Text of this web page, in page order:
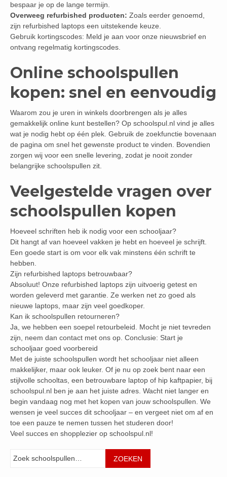
bespaar je op de lange termijn.
Overweeg refurbished producten: Zoals eerder genoemd,
zijn refurbished laptops een uitstekende keuze.
Gebruik kortingscodes: Meld je aan voor onze nieuwsbrief en
ontvang regelmatig kortingscodes.
Online schoolspullen
kopen: snel en eenvoudig
Waarom zou je uren in winkels doorbrengen als je alles
gemakkelijk online kunt bestellen? Op schoolspul.nl vind je alles
wat je nodig hebt op één plek. Gebruik de zoekfunctie bovenaan
de pagina om snel het gewenste product te vinden. Bovendien
zorgen wij voor een snelle levering, zodat je nooit zonder
belangrijke schoolspullen zit.
Veelgestelde vragen over
schoolspullen kopen
Hoeveel schriften heb ik nodig voor een schooljaar?
Dit hangt af van hoeveel vakken je hebt en hoeveel je schrijft.
Een goede start is om voor elk vak minstens één schrift te
hebben.
Zijn refurbished laptops betrouwbaar?
Absoluut! Onze refurbished laptops zijn uitvoerig getest en
worden geleverd met garantie. Ze werken net zo goed als
nieuwe laptops, maar zijn veel goedkoper.
Kan ik schoolspullen retourneren?
Ja, we hebben een soepel retourbeleid. Mocht je niet tevreden
zijn, neem dan contact met ons op. Conclusie: Start je
schooljaar goed voorbereid
Met de juiste schoolspullen wordt het schooljaar niet alleen
makkelijker, maar ook leuker. Of je nu op zoek bent naar een
stijlvolle schooltas, een betrouwbare laptop of hip kaftpapier, bij
schoolspul.nl ben je aan het juiste adres. Wacht niet langer en
begin vandaag nog met het kopen van jouw schoolspullen. We
wensen je veel succes dit schooljaar – en vergeet niet om af en
toe een pauze te nemen tussen het studeren door!
Veel succes en shopplezier op schoolspul.nl!
Zoeken
ZOEKEN